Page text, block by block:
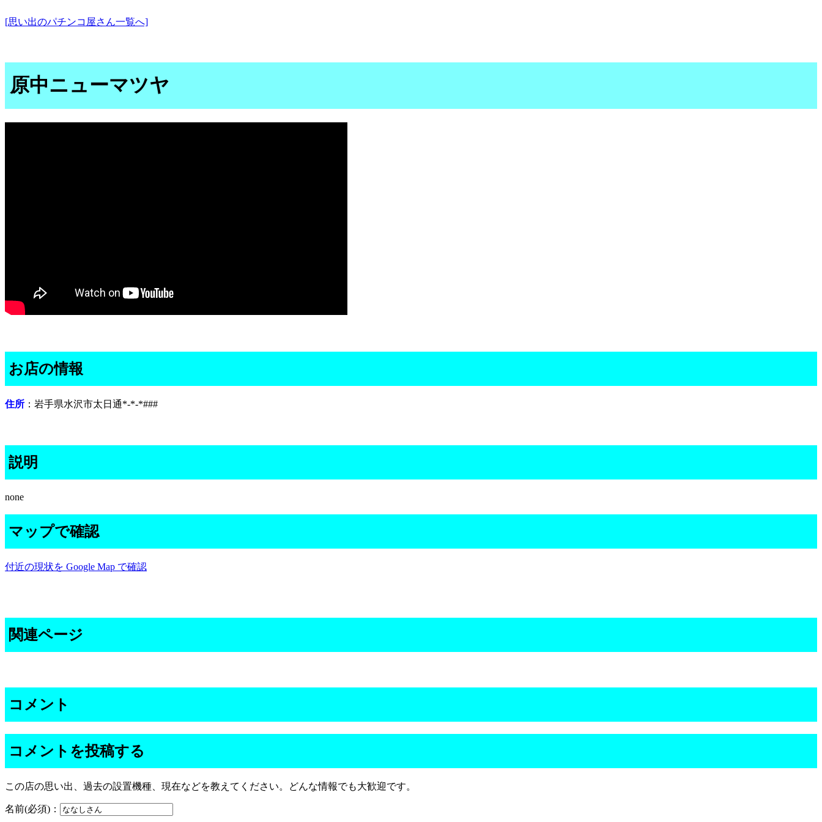
[思い出のパチンコ屋さん一覧へ]
原中ニューマツヤ
お店の情報
住所 ：岩手県水沢市太日通*-*-*###
説明
none
マップで確認
付近の現状を Google Map で確認
関連ページ
コメント
コメントを投稿する
この店の思い出、過去の設置機種、現在などを教えてください。どんな情報でも大歓迎です。
名前(必須)：